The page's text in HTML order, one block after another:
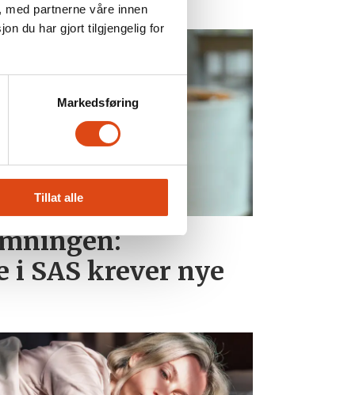
partnerne våre innen
du har gjort tilgjengelig for
Markedsføring
Tillat alle
i SAS krever nye